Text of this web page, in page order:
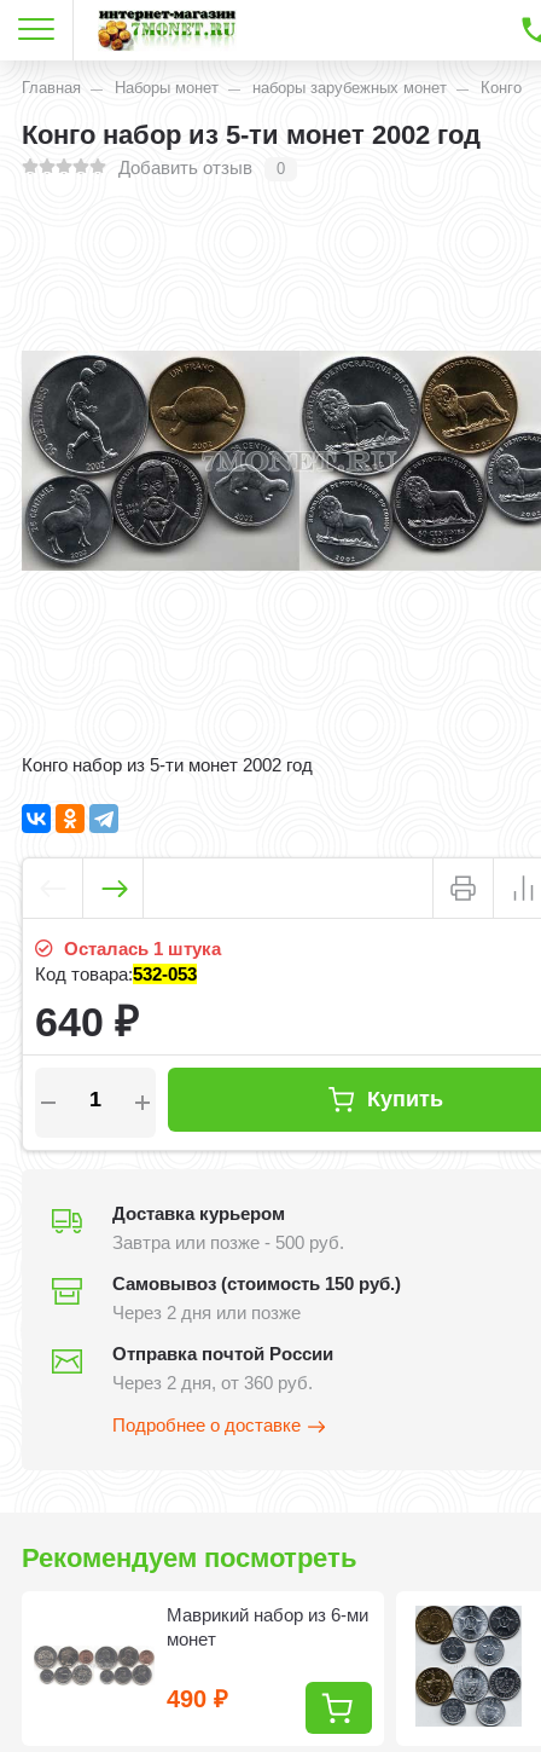
Главная Наборы монет наборы зарубежных монет Конго
Конго набор из 5-ти монет 2002 год
Добавить отзыв 0
Конго набор из 5-ти монет 2002 год
Осталась 1 штука
Код товара:532-053
640₽
Купить
Доставка курьером
Завтра или позже - 500 руб.
Самовывоз (стоимость 150 руб.)
Через 2 дня или позже
Отправка почтой России
Через 2 дня, от 360 руб.
Подробнее о доставке
Рекомендуем посмотреть
Маврикий набор из 6-ми
монет
490₽